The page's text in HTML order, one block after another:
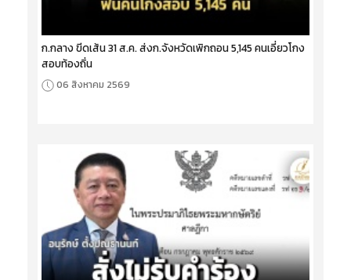
ก.กลาง ขีดเส้น 31 ส.ค. ส่งก.จังหวัดเพิกถอน 5,145 คนเอี่ยวโกง
สอบท้องถิ่น
06 สิงหาคม 2569